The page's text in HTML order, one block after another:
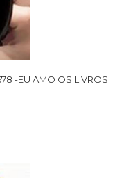
-EU AMO OS LIVROS